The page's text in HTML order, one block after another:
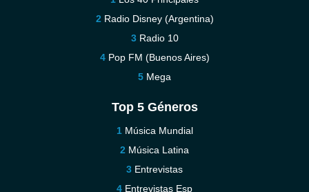
Radio Disney (Argentina)
Radio 10
Pop FM (Buenos Aires)
Mega
Top 5 Géneros
Música Mundial
Música Latina
Entrevistas
Entrevistas Esp